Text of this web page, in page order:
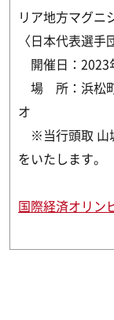
リア地方マグニ
〈日本代表選手
開催日：2023
場 所：浜松
オ
※当行頭取 山
をいたします。
国際経済オリン